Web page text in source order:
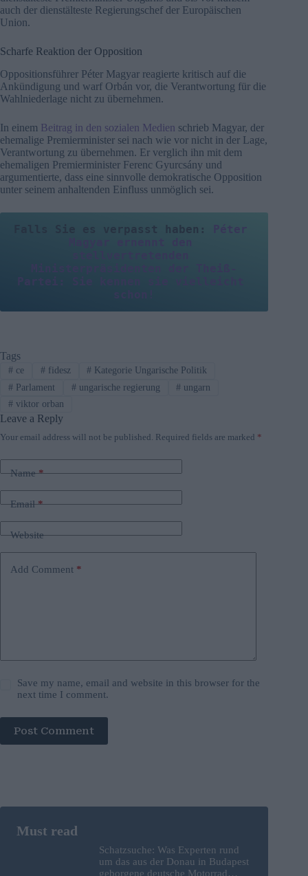
auch der dienstälteste Regierungschef der Europäischen
Union.
Scharfe Reaktion der Opposition
Oppositionsführer Péter Magyar reagierte kritisch auf die
Ankündigung und warf Orbán vor, die Verantwortung für die
Wahlniederlage nicht zu übernehmen.
In einem Beitrag in den sozialen Medien schrieb Magyar, der
ehemalige Premierminister sei nach wie vor nicht in der Lage,
Verantwortung zu übernehmen. Er verglich ihn mit dem
ehemaligen Premierminister Ferenc Gyurcsány und
argumentierte, dass eine sinnvolle demokratische Opposition
unter seinem anhaltenden Einfluss unmöglich sei.
Falls Sie es verpasst haben:
Péter
Tags
#ce #fidesz # Kategorie Ungarische Politik
#Parlament #ungarische regierung # ungarn
#viktor orban
Leave a Reply
Your email address will not be published. Required fields are marked *
Name*
Email*
Website
Add Comment *
Save my name, email and website in this browser for the
next time I comment.
Post Comment
Schatzsuche: Was Experten rund
um das aus der Donau in Budapest
geborgene deutsche Motorrad